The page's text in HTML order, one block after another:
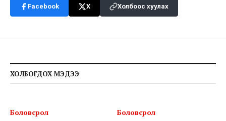
Facebook X Холбоос хуулах
ХОЛБОГДОХ МЭДЭЭ
Боловсрол
Боловсрол